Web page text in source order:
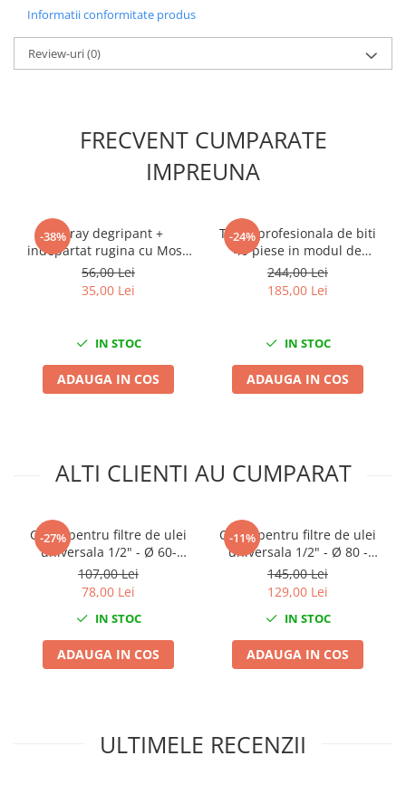
Audi
Bmw
Jaguar
Renault
Saab
Seat
Universale
Volkswagen
Volvo
Accesorii Pneumatice
Informatii conformitate produs
Review-uri(0)
FRECVENT CUMPARATE
IMPREUNA
-38%Spray degripant +
indepartat rugina cu Mos2
400ml
56,00 Lei
35,00 Lei
IN STOC
ADAUGA IN COS
-24%
Trusa profesionala de biti
40 piese in modul de
spuma
244,00 Lei
185,00 Lei
IN STOC
ADAUGA IN COS
ALTI CLIENTI AU CUMPARAT
-27%
Cheie pentru filtre de ulei
universala 1/2" - Ø 60-
80mm
107,00 Lei
78,00 Lei
IN STOC
ADAUGA IN COS
-11%
Cheie pentru filtre de ulei
universala 1/2" - Ø 80 -
105mm
145,00 Lei
129,00 Lei
IN STOC
ADAUGA IN COS
ULTIMELE RECENZII